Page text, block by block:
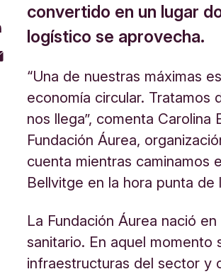
convertido en un lugar
logístico se aprovecha.
“Una de nuestras máximas
economía circular. Tratamos
nos llega”, comenta
Fundación Áurea,
cuenta mientras caminamos
Bellvitge en la hora punta
La Fundación Áurea nació
sanitario. En aquel momento
infraestructuras del sector y